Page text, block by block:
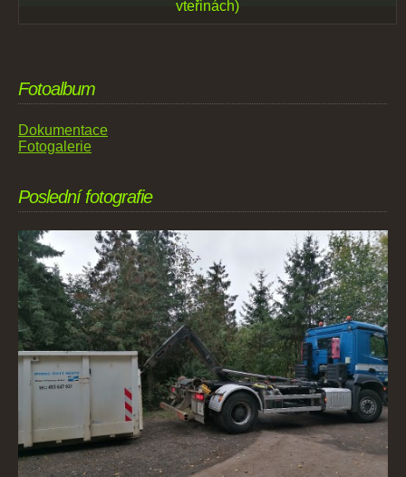
vteřinách)
Fotoalbum
Dokumentace
Fotogalerie
Poslední fotografie